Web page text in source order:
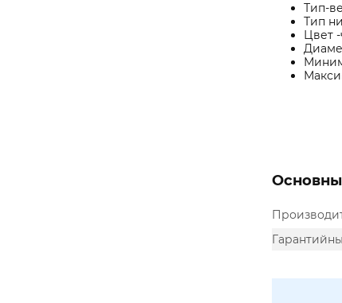
Тип-
Тип
Цвет